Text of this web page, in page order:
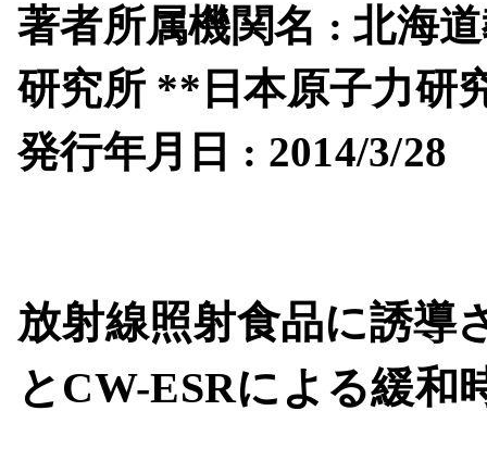
著者所属機関名 : 北海
研究所 **日本原子力研
発行年月日 : 2014/3/
放射線照射食品に誘導
とCW-ESRによる緩和